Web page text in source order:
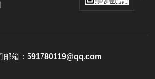
邮箱： 591780119@qq.com